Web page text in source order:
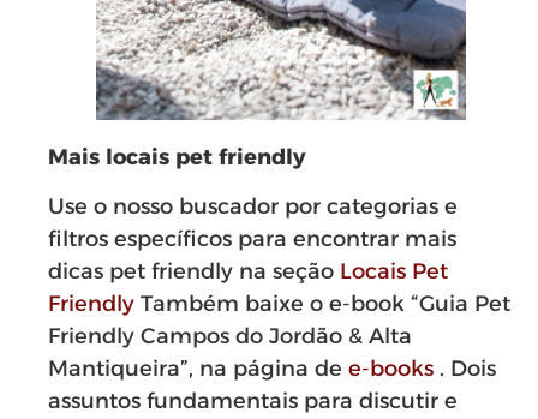
Mais locais pet friendly
Use o nosso buscador por categorias e
filtros específicos para encontrar mais
dicas pet friendly na seção Locais Pet
Friendly Também baixe o e-book “Guia Pet
Friendly Campos do Jordão & Alta
Mantiqueira”, na página de e-books . Dois
assuntos fundamentais para discutir e